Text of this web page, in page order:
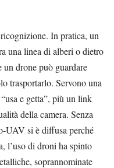
In pratica, un
una linea di alberi o dietro
drone può guardare
trasportarlo. Servono una
e getta”, più un link
della camera. Senza
UAV si è diffusa perché
l’uso di droni ha spinto
soprannominate